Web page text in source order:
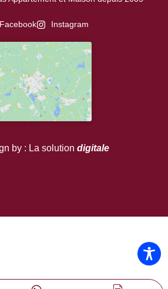
Facebook Instagram
by : La solution digitale